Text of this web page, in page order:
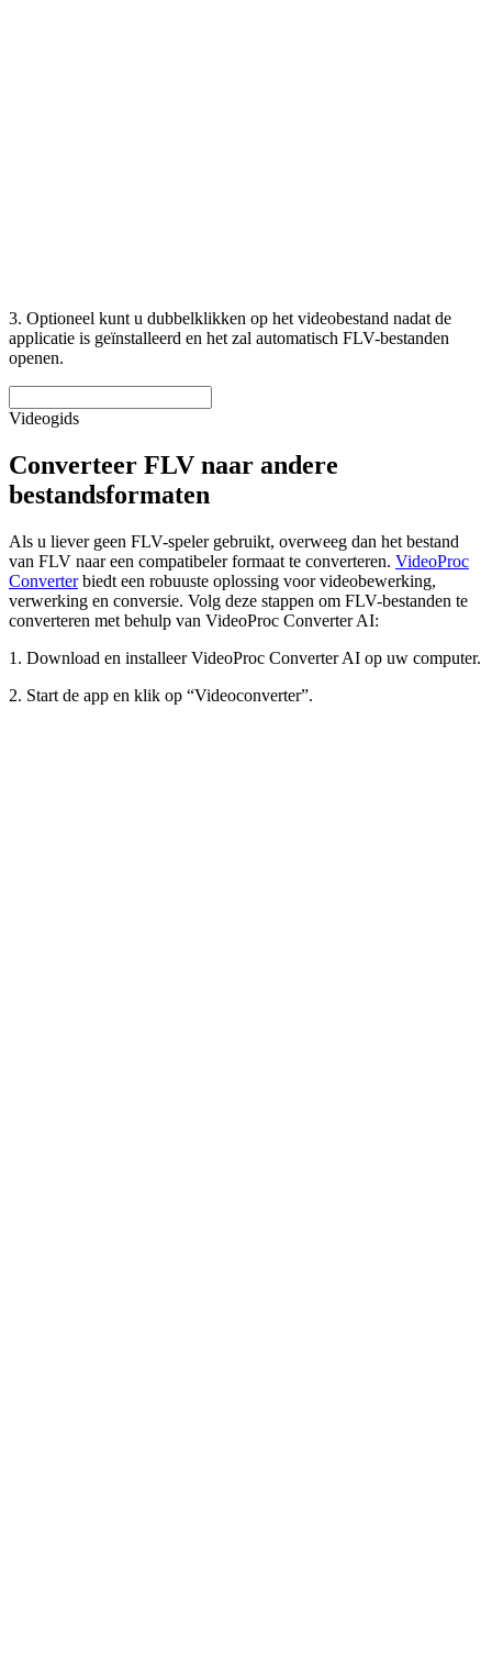
3. Optioneel kunt u dubbelklikken op het videobestand nadat de
applicatie is geïnstalleerd en het zal automatisch FLV-bestanden
openen.
Videogids
Converteer FLV naar andere
bestandsformaten
Als u liever geen FLV-speler gebruikt, overweeg dan het bestand
van FLV naar een compatibeler formaat te converteren. VideoProc
Converterbiedt een robuuste oplossing voor videobewerking,
verwerking en conversie. Volg deze stappen om FLV-bestanden te
converteren met behulp van VideoProc Converter AI:
1. Download en installeer VideoProc Converter AI op uw computer.
2. Start de app en klik op “Videoconverter”.